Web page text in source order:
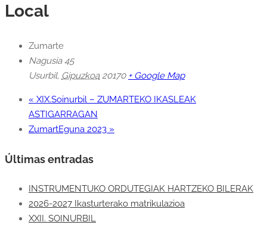
Local
Zumarte
Nagusia 45
Usurbil, Gipuzkoa 20170 + Google Map
« XIX.Soinurbil – ZUMARTEKO IKASLEAK
ASTIGARRAGAN
ZumartEguna 2023 »
Últimas entradas
INSTRUMENTUKO ORDUTEGIAK HARTZEKO BILERAK
2026-2027 Ikasturterako matrikulazioa
XXII. SOINURBIL